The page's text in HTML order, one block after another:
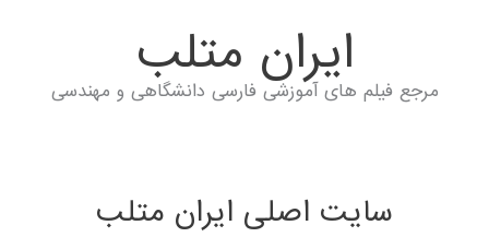
ايران متلب
مرجع فیلم های آموزشی فارسی دانشگاهی و مهندسی
سایت اصلی ایران متلب